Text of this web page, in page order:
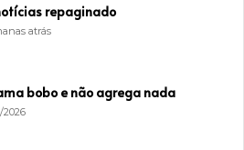
repaginado
atrás
bobo e não agrega nada
2026